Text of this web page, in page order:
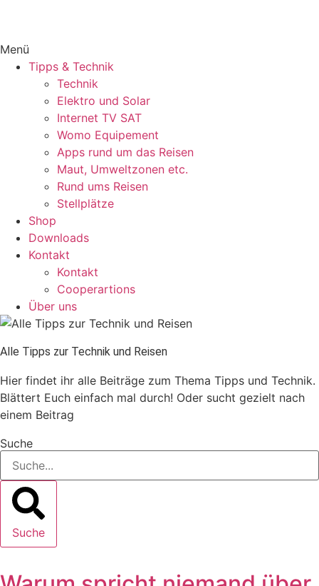
Menü
Tipps & Technik
Technik
Elektro und Solar
Internet TV SAT
Womo Equipement
Apps rund um das Reisen
Maut, Umweltzonen etc.
Rund ums Reisen
Stellplätze
Shop
Downloads
Kontakt
Kontakt
Cooperartions
Über uns
Alle Tipps zur Technik und Reisen
Hier findet ihr alle Beiträge zum Thema Tipps und Technik.
Blättert Euch einfach mal durch! Oder sucht gezielt nach
einem Beitrag
Suche
Suche